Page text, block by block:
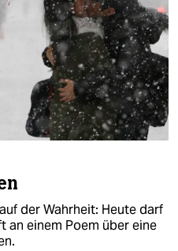
der Wahrheit: Heute darf
an einem Poem über eine